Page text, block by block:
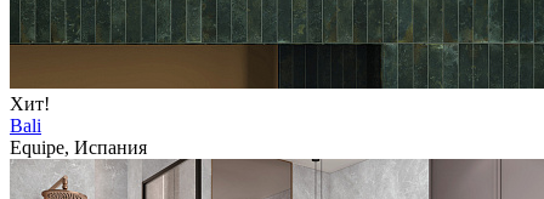
Хит!
Bali
Equipe, Испания